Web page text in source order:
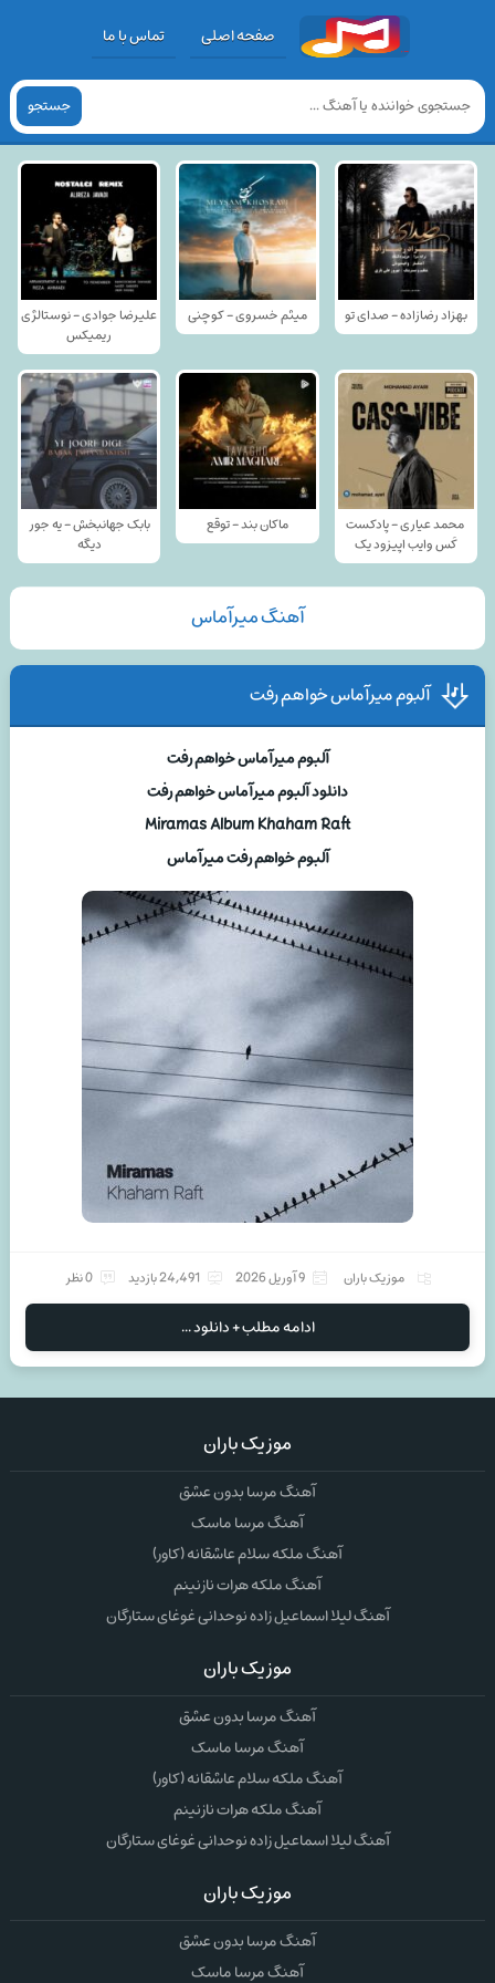
صفحه اصلی تماس با ما
جستجو
بهزاد رضازاده - صدای تو میثم خسروی - کوچنی
علیرضا جوادی - نوستالژی
ریمیکس
محمد عیاری - پادکست
کَس وایب اپیزود یک
ماکان بند - توقع
بابک جهانبخش - یه جور
دیگه
آهنگ میرآماس
آلبوم میرآماس خواهم رفت
آلبوم میرآماس خواهم رفت
دانلود آلبوم میرآماس خواهم رفت
Miramas Album Khaham Raft
آلبوم خواهم رفت میرآماس
موزیک باران 9 آوریل 2026 24,491 بازدید 0 نظر
ادامه مطلب + دانلود ...
موزیک باران
آهنگ مرسا بدون عشق
آهنگ مرسا ماسک
آهنگ ملکه سلام عاشقانه (کاور)
آهنگ ملکه هرات نازنینم
آهنگ لیلا اسماعیل زاده نوحدانی غوغای ستارگان
موزیک باران
آهنگ مرسا بدون عشق
آهنگ مرسا ماسک
آهنگ ملکه سلام عاشقانه (کاور)
آهنگ ملکه هرات نازنینم
آهنگ لیلا اسماعیل زاده نوحدانی غوغای ستارگان
موزیک باران
آهنگ مرسا بدون عشق
آهنگ مرسا ماسک